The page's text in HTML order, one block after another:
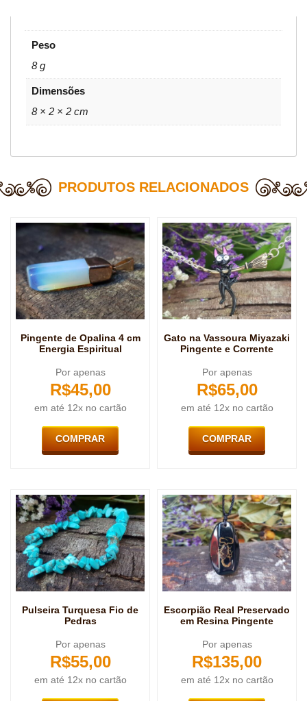
Peso
8 g
Dimensões
8 × 2 × 2 cm
PRODUTOS RELACIONADOS
Pingente de Opalina 4 cm
Energia Espiritual
Por apenas
R$45,00
em até 12x no cartão
COMPRAR
Gato na Vassoura Miyazaki
Pingente e Corrente
Por apenas
R$65,00
em até 12x no cartão
COMPRAR
Pulseira Turquesa Fio de
Pedras
Por apenas
R$55,00
em até 12x no cartão
Escorpião Real Preservado
em Resina Pingente
Por apenas
R$135,00
em até 12x no cartão